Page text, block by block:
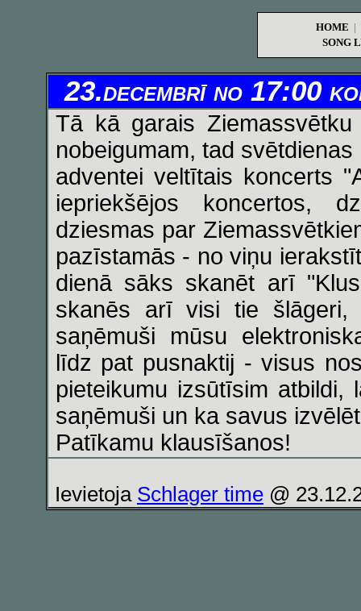
HOME |
SONG
23.decembrī no 17:00
Tā kā garais
nobeigumam, tad
adventei veltītais koncerts
iepriekšējos koncertos,
dziesmas par
pazīstamās - no viņu
dienā sāks skanēt arī
skanēs arī visi tie šlāgeri,
saņēmuši mūsu
līdz pat pusnaktij - visus
pieteikumu izsūtīsim
saņēmuši un ka savus
Patīkamu klausīšanos!
Ievietoja Schlager time@